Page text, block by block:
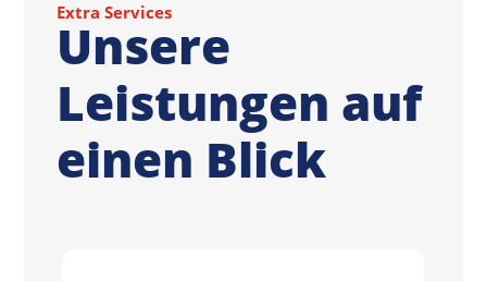
Extra Services
Unsere
Leistungen auf
einen Blick